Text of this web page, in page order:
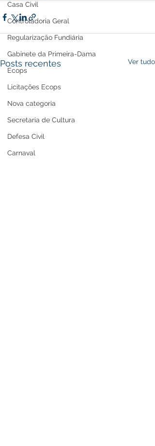
Casa Civil
Controladoria Geral
Regularização Fundiária
Gabinete da Primeira-Dama
Ecops
Licitações Ecops
Nova categoria
Secretaria de Cultura
Defesa Civil
Carnaval
Posts recentes Ver tudo